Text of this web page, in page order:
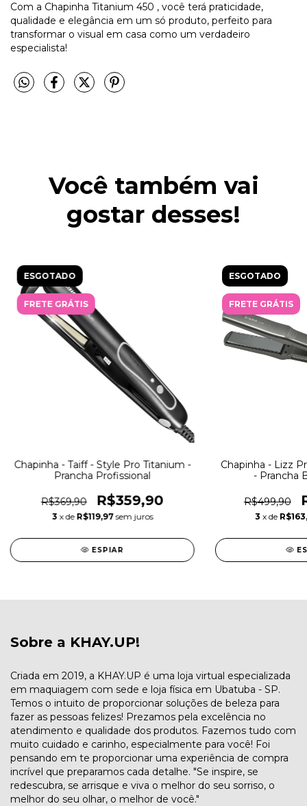
Com a Chapinha Titanium 450 , você terá praticidade,
qualidade e elegância em um só produto, perfeito para
transformar o visual em casa como um verdadeiro
especialista!
Você também vai
gostar desses!
ESGOTADO
FRETE GRÁTIS
Chapinha - Taiff - Style Pro Titanium -
Prancha Profissional
R$369,90 R$359,90
3 x de R$119,97 sem juros
ESPIAR
ESGOTADO
FRETE GRÁTIS
Chapinha - Lizz
- Prancha
R$499,90
3 x de
Sobre a KHAY.UP!
Criada em 2019, a KHAY.UP é uma loja virtual especializada
em maquiagem com sede e loja física em Ubatuba - SP.
Temos o intuito de proporcionar soluções de beleza para
fazer as pessoas felizes! Prezamos pela excelência no
atendimento e qualidade dos produtos. Fazemos tudo com
muito cuidado e carinho, especialmente para você! Foi
pensando em te proporcionar uma experiência de compra
incrível que preparamos cada detalhe. "Se inspire, se
redescubra, se arrisque e viva o melhor do seu sorriso, o
melhor do seu olhar, o melhor de você."